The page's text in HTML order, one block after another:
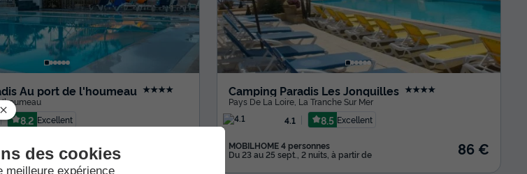
Au port de l'houmeau ★★★★
8.2 Excellent
7 nuits, à partir de
Camping Paradis Les Jonquilles ★★★★
Pays De La Loire, La Tranche Sur Mer
4.1
8.5 Excellent
MOBILHOME 4 personnes
Du 23 au 25 sept., 2 nuits, à partir de 86 €